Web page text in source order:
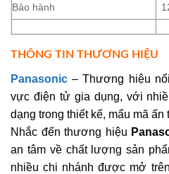
Bảo hành
THÔNG TIN THƯƠNG HIỆU
Panasonic – Thương hiệu
vực điện tử gia dụng, với
dạng trong thiết kế, mẩu mã
Nhắc đến thương hiệu
an tâm về chất lượng sản
nhiều chi nhánh được mở